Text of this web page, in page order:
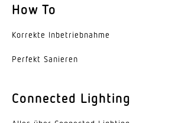
Kunststoff transparent
Herstellergarantie
2,176 kg
How To
Korrekte Inbe­trieb­nahme
Perfekt Sanieren
Connected Lighting